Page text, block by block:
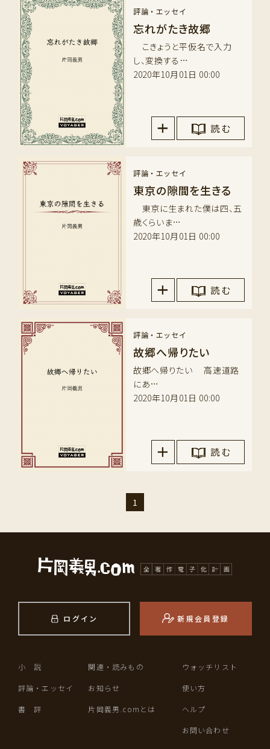
評論・エッセイ
忘れがたき故郷
こきょうと平仮名で入力
し、変換する…
2020年10月01日 00:00
読 む
評論・エッセイ
東京の隙間を生きる
東京に生まれた僕は四、五
歳くらいま…
2020年10月01日 00:00
読 む
評論・エッセイ
故郷へ帰りたい
故郷へ帰りたい 高速道路
にあ…
2020年10月01日 00:00
読 む
1
ログイン 新規会員登録
小 説
評論・エッセイ
書 評
関連・読みもの
お知らせ
片岡義男.comとは
ウォッチリスト
使い方
ヘルプ
お問い合わせ